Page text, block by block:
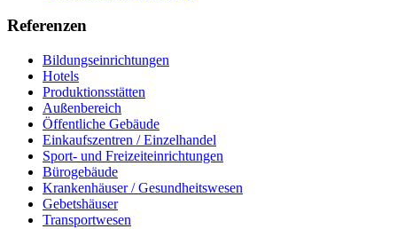
Referenzen
Bildungseinrichtungen
Hotels
Produktionsstätten
Außenbereich
Öffentliche Gebäude
Einkaufszentren / Einzelhandel
Sport- und Freizeiteinrichtungen
Bürogebäude
Krankenhäuser / Gesundheitswesen
Gebetshäuser
Transportwesen